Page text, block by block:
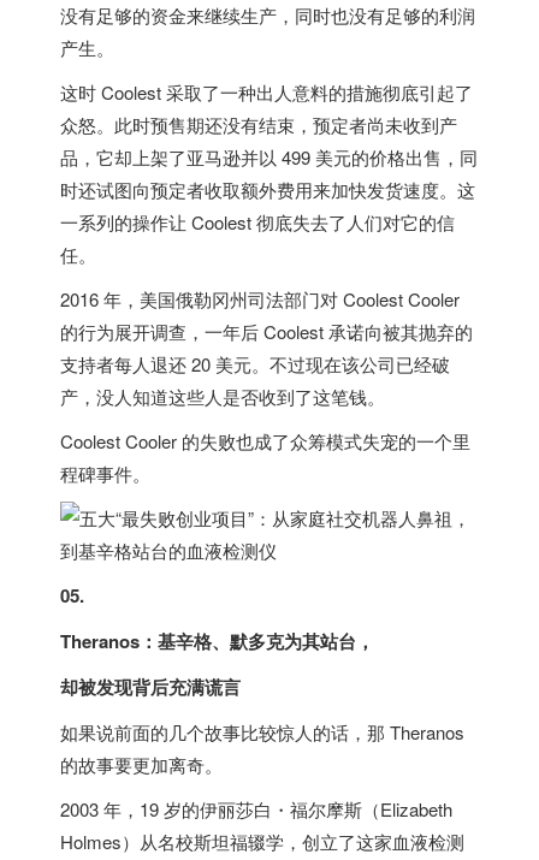
没有足够的资金来继续生产，同时也没有足够的利润
产生。
这时 Coolest 采取了一种出人意料的措施彻底引起了
众怒。此时预售期还没有结束，预定者尚未收到产
品，它却上架了亚马逊并以 499 美元的价格出售，同
时还试图向预定者收取额外费用来加快发货速度。这
一系列的操作让 Coolest 彻底失去了人们对它的信
任。
2016 年， 美国俄勒冈州司法部门对 Coolest Cooler
的行为展开调查，一年后 Coolest 承诺向被其抛弃的
支持者每人退还 20 美元。不过现在该公司已经破
产，没人知道这些人是否收到了这笔钱。
Coolest Cooler 的失败也成了众筹模式失宠的一个里
程碑事件。
05.
Theranos：基辛格、默多克为其站台，
却被发现背后充满谎言
如果说前面的几个故事比较惊人的话，那 Theranos
的故事要更加离奇。
2003 年，19 岁的伊丽莎白・福尔摩斯（Elizabeth
Holmes）从名校斯坦福辍学，创立了这家血液检测